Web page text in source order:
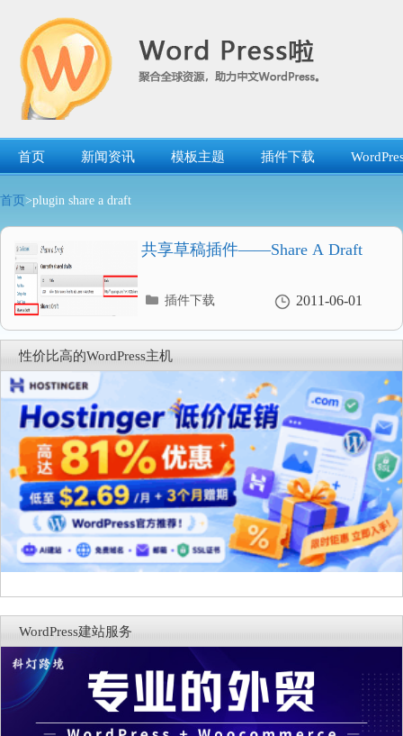
首页 新闻资讯 模板主题 插件下载
首页 >plugin share a draft
共享草稿插件——Share A Draft
2011-06-01
分
录
插件下载
性价比高的WordPress主机
WordPress建站服务